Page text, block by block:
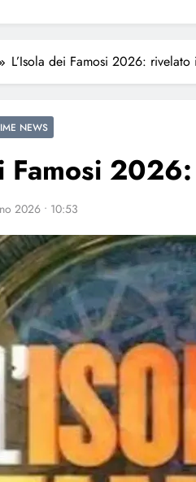
L’Isola dei Famosi 2026:
NEWS
Famosi
2026 • 10:53